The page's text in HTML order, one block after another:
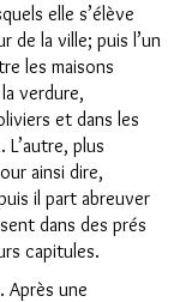
elle s’élève
de la ville; puis l’un
les maisons
verdure,
et dans les
plus
ainsi dire,
il part abreuver
dans des prés
capitules.
Après une